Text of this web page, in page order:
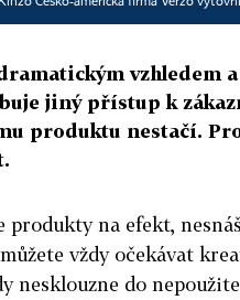
vzhledem
jiný přístup k
produktu nestačí.
produkty na efekt,
můžete vždy očekávat
nesklouzne do